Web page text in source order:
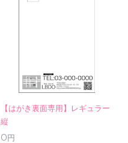
【はがき裏面専用】レギュラー
縦
0円